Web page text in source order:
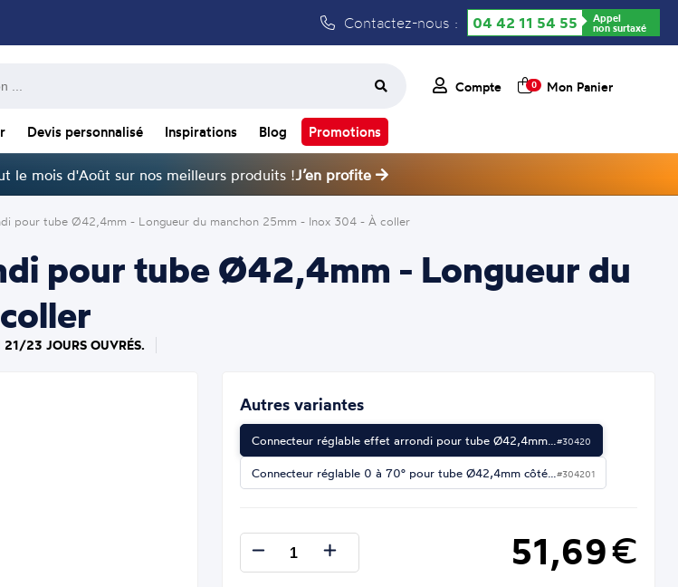
Contactez-nous : 04 42 11 54 55 Appel
non surtaxé
Compte 0 Mon Panier
Devis personnalisé Inspirations Blog Promotions
le mois d'Août sur nos meilleurs produits !J’en profite
pour tube Ø42,4mm - Longueur du manchon 25mm - Inox 304 - À coller
pour tube Ø42,4mm - Longueur du
21/23 JOURS OUVRÉS.
Autres variantes
Connecteur réglable effet arrondi pour tube Ø42,4mm… #30420
Connecteur réglable 0 à 70° pour tube Ø42,4mm côté… #304201
51,69€